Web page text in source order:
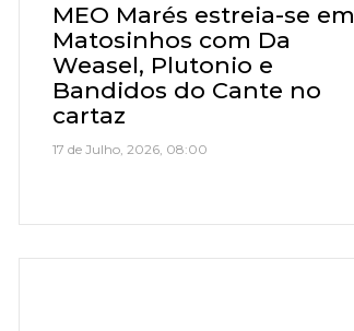
MEO Marés estreia-se em
Matosinhos com Da
Weasel, Plutonio e
Bandidos do Cante no
cartaz
17 de Julho, 2026, 08:00